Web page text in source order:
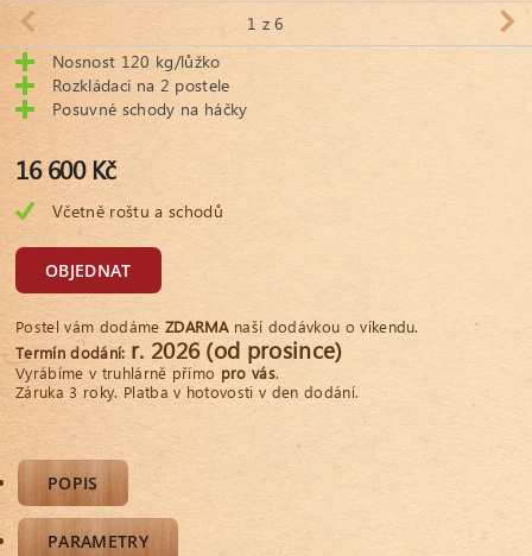
1 z 6
Nosnost 120 kg/lůžko
Rozkládací na 2 postele
Posuvné schody na háčky
16 600 Kč
Včetně roštu a schodů
OBJEDNAT
Postel vám dodáme ZDARMAnaší dodávkou o víkendu.
Termín dodání: r. 2026 (od prosince)
Vyrábíme v truhlárně přímo pro vás.
Záruka 3 roky. Platba v hotovosti v den dodání.
POPIS
PARAMETRY